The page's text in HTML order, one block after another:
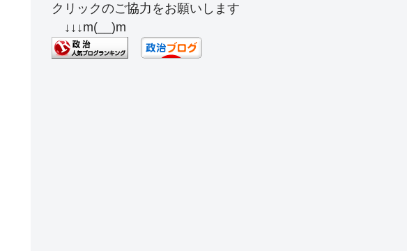
c
e
b
e
a
d
e
e
sk
y
クリックのご協力をお願いします
↓↓↓m(__)m